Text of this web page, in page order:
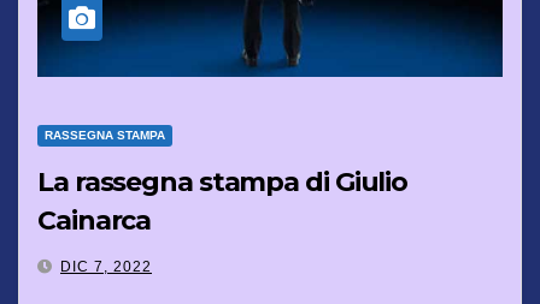
RASSEGNA STAMPA
La rassegna stampa di Giulio
Cainarca
DIC 7, 2022